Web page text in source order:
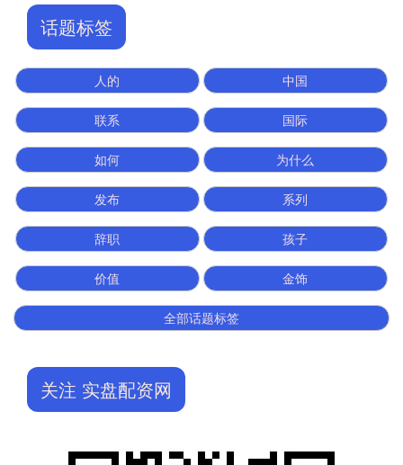
话题标签
人的 中国
联系 国际
如何 为什么
发布 系列
辞职 孩子
价值 金饰
全部话题标签
关注 实盘配资网